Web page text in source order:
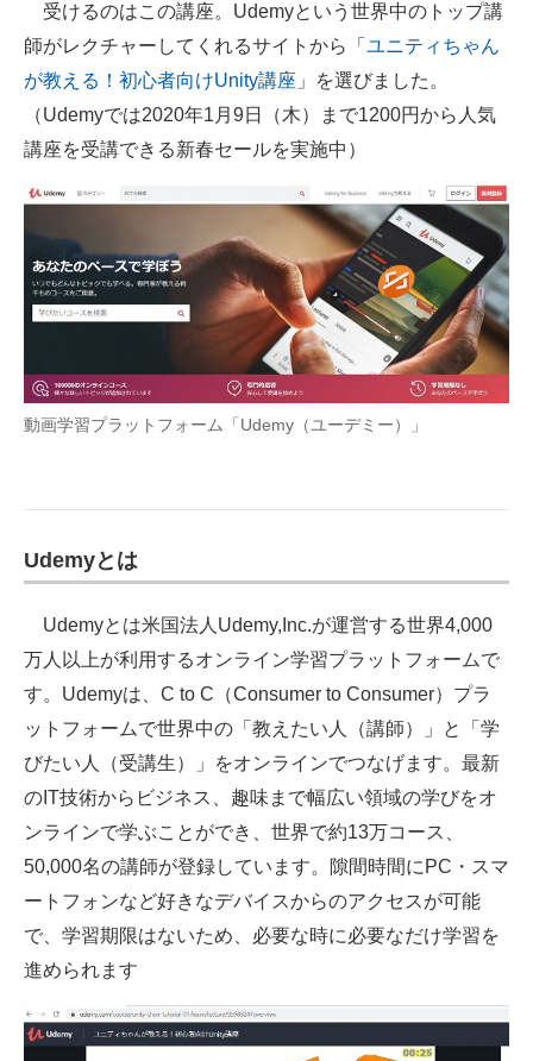
エネルギーの専門メディア
建設×テクノロジーの最前線
ちょっと気になるネットの話題
受けるのはこの講座。Udemyという世界中のトップ講
師がレクチャーしてくれるサイトから「 ユニティちゃん
が教える！初心者向けUnity講座 」を選びました。
（Udemyでは2020年1月9日（木）まで1200円から人気
講座を受講できる新春セールを実施中）
動画学習プラットフォーム「Udemy（ユーデミー）」
Udemyとは
Udemyとは米国法人Udemy,Inc.が運営する世界4,000
万人以上が利用するオンライン学習プラットフォームで
す。Udemyは、C to C（Consumer to Consumer）プラ
ットフォームで世界中の「教えたい人（講師）」と「学
びたい人（受講生）」をオンラインでつなげます。最新
のIT技術からビジネス、趣味まで幅広い領域の学びをオ
ンラインで学ぶことができ、世界で約13万コース、
50,000名の講師が登録しています。隙間時間にPC・スマ
ートフォンなど好きなデバイスからのアクセスが可能
で、学習期限はないため、必要な時に必要なだけ学習を
進められます